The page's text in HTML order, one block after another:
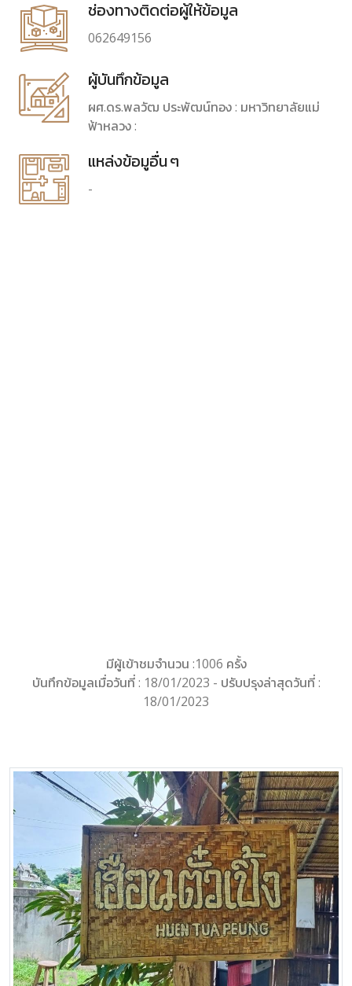
ช่องทางติดต่อผู้ให้ข้อมูล
062649156
ผู้บันทึกข้อมูล
ผศ.ดร.พลวัฒ ประพัฒน์ทอง : มหาวิทยาลัยแม่
ฟ้าหลวง :
แหล่งข้อมูอื่น ๆ
-
มีผู้เข้าชมจำนวน :1006 ครั้ง
บันทึกข้อมูลเมื่อวันที่ : 18/01/2023 - ปรับปรุงล่าสุดวันที่ :
18/01/2023